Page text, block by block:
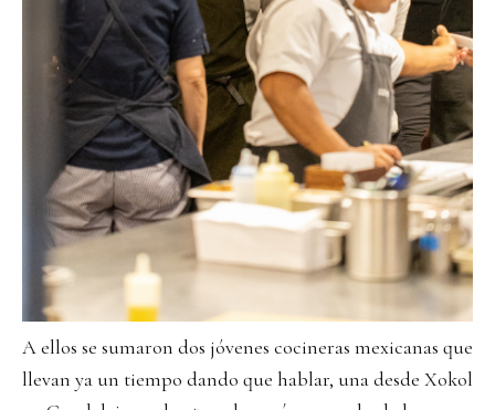
A ellos se sumaron dos jóvenes cocineras mexicanas que
llevan ya un tiempo dando que hablar, una desde Xokol